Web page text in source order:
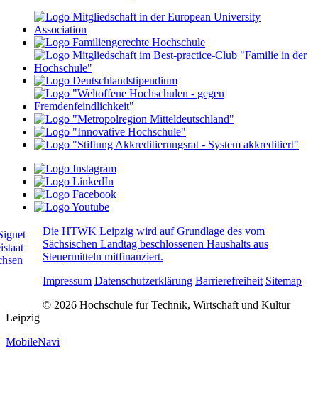
Die HTWK Leipzig wird auf Grundlage des vom
Sächsischen Landtag beschlossenen Haushalts aus
Steuermitteln mitfinanziert.
Impressum Datenschutzerklärung Barrierefreiheit Sitemap
© 2026 Hochschule für Technik, Wirtschaft und Kultur
Leipzig
MobileNavi